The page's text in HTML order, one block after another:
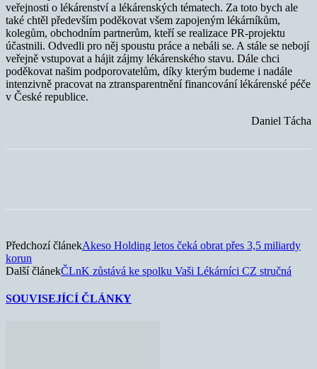
veřejnosti o lékárenství a lékárenských tématech. Za toto bych ale
také chtěl především poděkovat všem zapojeným lékárníkům,
kolegům, obchodním partnerům, kteří se realizace PR-projektu
účastnili. Odvedli pro něj spoustu práce a nebáli se. A stále se nebojí
veřejně vstupovat a hájit zájmy lékárenského stavu. Dále chci
poděkovat našim podporovatelům, díky kterým budeme i nadále
intenzivně pracovat na ztransparentnění financování lékárenské péče
v České republice.
Daniel Tácha
Předchozí článekAkeso Holding letos čeká obrat přes 3,5 miliardy
korun
Další článekČLnK zůstává ke spolku Vaši Lékárníci CZ stručná
SOUVISEJÍCÍ ČLÁNKY